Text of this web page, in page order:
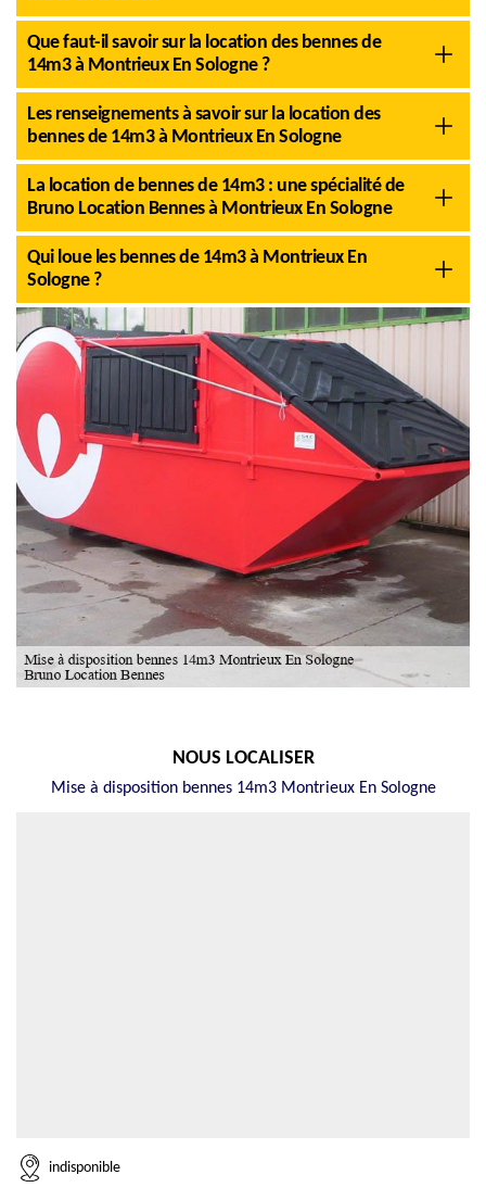
Que faut-il savoir sur la location des bennes de
14m3 à Montrieux En Sologne ?
Les renseignements à savoir sur la location des
bennes de 14m3 à Montrieux En Sologne
La location de bennes de 14m3 : une spécialité de
Bruno Location Bennes à Montrieux En Sologne
Qui loue les bennes de 14m3 à Montrieux En
Sologne ?
NOUS LOCALISER
Mise à disposition bennes 14m3 Montrieux En Sologne
indisponible